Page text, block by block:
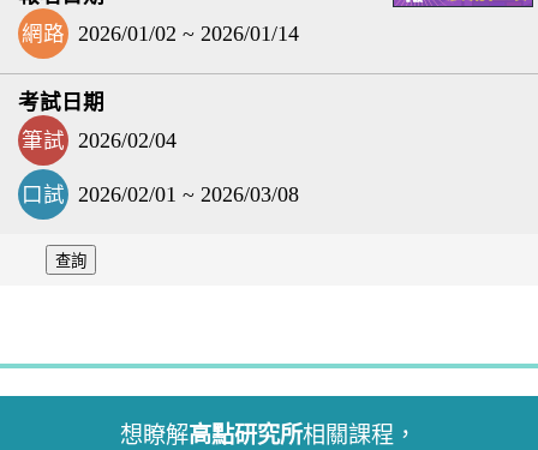
網路 2026/01/02 ~ 2026/01/14
筆試 2026/02/04
口試 2026/02/01 ~ 2026/03/08
想瞭解高點研究所相關課程，